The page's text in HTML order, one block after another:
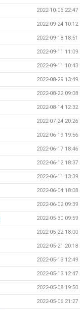
2022-10-06 22:47
2022-09-24 10:12
2022-09-18 18:51
2022-09-11 11:09
2022-09-11 10:43
2022-08-29 13:49
2022-08-22 09:08
2022-08-14 12:32
2022-07-24 20:26
2022-06-19 19:56
2022-06-17 18:46
2022-06-12 18:37
2022-06-11 13:39
2022-06-04 18:08
2022-06-02 09:39
2022-05-30 09:59
2022-05-22 18:00
2022-05-21 20:18
2022-05-13 12:49
2022-05-13 12:47
2022-05-08 19:50
2022-05-06 21:27